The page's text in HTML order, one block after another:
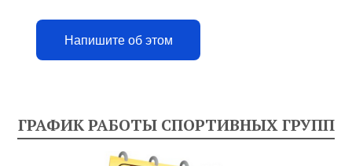
Напишите об этом
ГРАФИК РАБОТЫ СПОРТИВНЫХ ГРУПП